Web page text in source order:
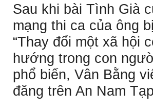
Sau khi bài Tình Già
mạng thi ca của ông
“Thay đổi một xã hội
hướng trong con
phổ biến, Vân Bằng
đăng trên An Nam